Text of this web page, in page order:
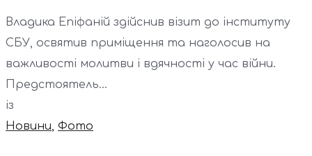
Владика Епіфаній здійснив візит до інституту
СБУ, освятив приміщення та наголосив на
важливості молитви і вдячності у час війни.
Предстоятель...
із
Новини, Фото